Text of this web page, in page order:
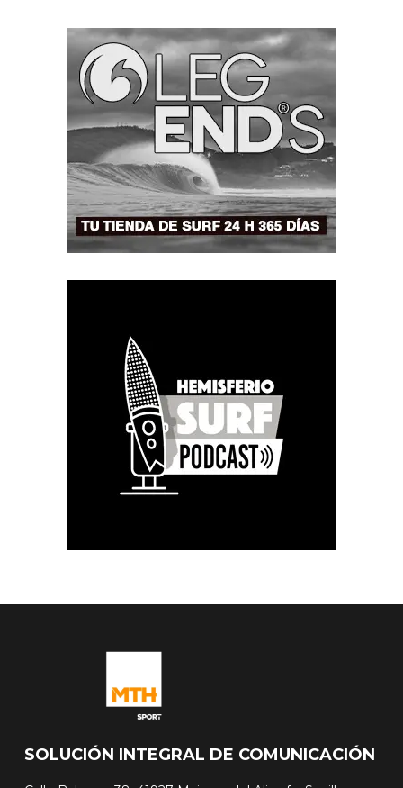
SOLUCIÓN INTEGRAL DE COMUNICACIÓN